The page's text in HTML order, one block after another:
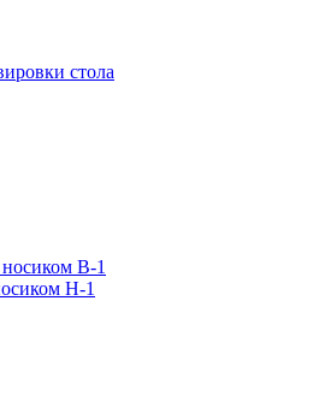
стола
В-1
Н-1